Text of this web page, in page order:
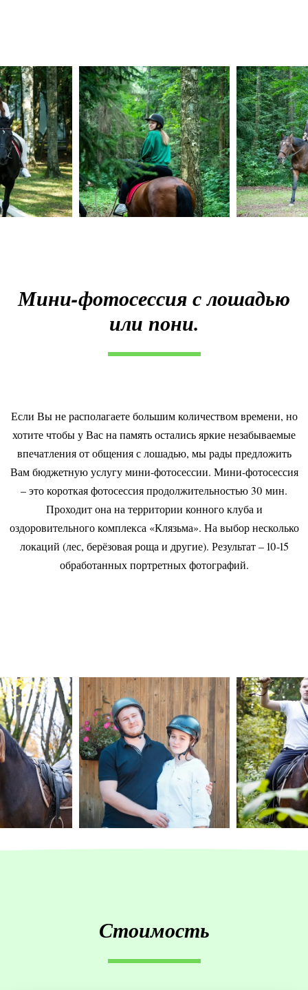
Мини-фотосессия с лошадью
или пони.
Если Вы не располагаете большим количеством времени, но
хотите чтобы у Вас на память остались яркие незабываемые
впечатления от общения с лошадью, мы рады предложить
Вам бюджетную услугу мини-фотосессии. Мини-фотосессия
– это короткая фотосессия продолжительностью 30 мин.
Проходит она на территории конного клуба и
оздоровительного комплекса «Клязьма». На выбор несколько
локаций (лес, берёзовая роща и другие). Результат – 10-15
обработанных портретных фотографий.
Стоимость